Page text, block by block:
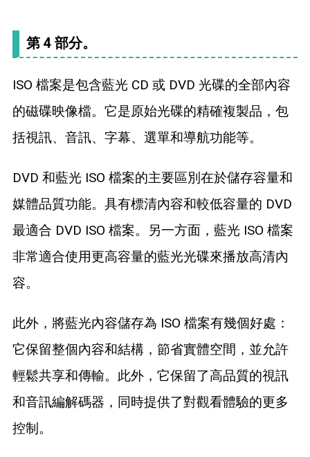
第 4 部分。
ISO 檔案是包含藍光 CD 或 DVD 光碟的全部內容
的磁碟映像檔。它是原始光碟的精確複製品，包
括視訊、音訊、字幕、選單和導航功能等。
DVD 和藍光 ISO 檔案的主要區別在於儲存容量和
媒體品質功能。具有標清內容和較低容量的 DVD
最適合 DVD ISO 檔案。另一方面，藍光 ISO 檔案
非常適合使用更高容量的藍光光碟來播放高清內
容。
此外，將藍光內容儲存為 ISO 檔案有幾個好處：
它保留整個內容和結構，節省實體空間，並允許
輕鬆共享和傳輸。此外，它保留了高品質的視訊
和音訊編解碼器，同時提供了對觀看體驗的更多
控制。